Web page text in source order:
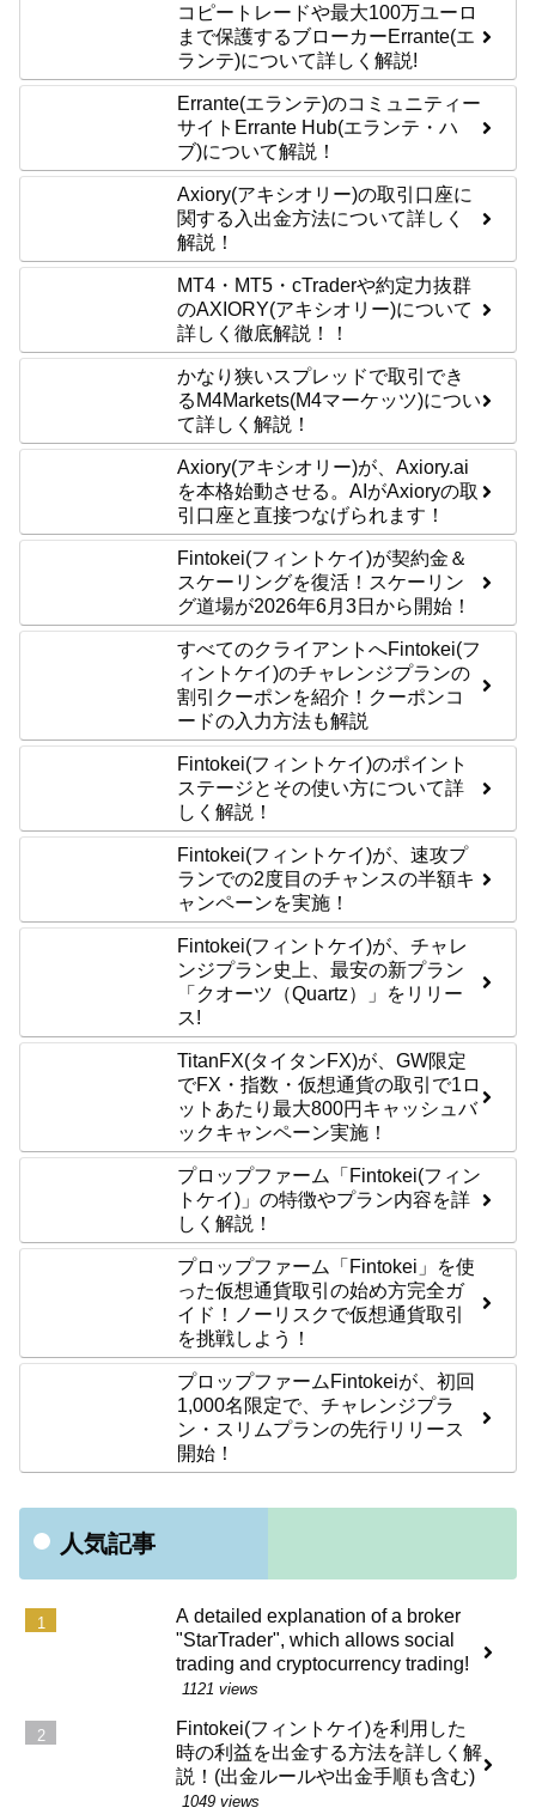
コピートレードや最大100万ユーロ
まで保護するブローカーErrante(エ
ランテ)について詳しく解説!
Errante(エランテ)のコミュニティー
サイトErrante Hub(エランテ・ハ
ブ)について解説！
Axiory(アキシオリー)の取引口座に
関する入出金方法について詳しく
解説！
MT4・MT5・cTraderや約定力抜群
のAXIORY(アキシオリー)について
詳しく徹底解説！！
かなり狭いスプレッドで取引でき
るM4Markets(M4マーケッツ)につい
て詳しく解説！
Axiory(アキシオリー)が、Axiory.ai
を本格始動させる。AIがAxioryの取
引口座と直接つなげられます！
Fintokei(フィントケイ)が契約金＆
スケーリングを復活！スケーリン
グ道場が2026年6月3日から開始！
すべてのクライアントへFintokei(フ
ィントケイ)のチャレンジプランの
割引クーポンを紹介！クーポンコ
ードの入力方法も解説
Fintokei(フィントケイ)のポイント
ステージとその使い方について詳
しく解説！
Fintokei(フィントケイ)が、速攻プ
ランでの2度目のチャンスの半額キ
ャンペーンを実施！
Fintokei(フィントケイ)が、チャレ
ンジプラン史上、最安の新プラン
「クオーツ（Quartz）」をリリー
ス!
TitanFX(タイタンFX)が、GW限定
でFX・指数・仮想通貨の取引で1ロ
ットあたり最大800円キャッシュバ
ックキャンペーン実施！
プロップファーム「Fintokei(フィン
トケイ)」の特徴やプラン内容を詳
しく解説！
プロップファーム「Fintokei」を使
った仮想通貨取引の始め方完全ガ
イド！ノーリスクで仮想通貨取引
を挑戦しよう！
プロップファームFintokeiが、初回
1,000名限定で、チャレンジプラ
ン・スリムプランの先行リリース
開始！
人気記事
A detailed explanation of a broker
"StarTrader", which allows social
trading and cryptocurrency trading!
1121 views
Fintokei(フィントケイ)を利用した
時の利益を出金する方法を詳しく解
説！(出金ルールや出金手順も含む)
1049 views